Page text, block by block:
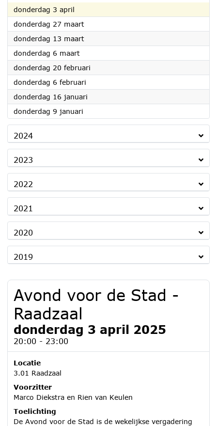
donderdag 3 april
donderdag 27 maart2025
donderdag 13 maart2025
donderdag 6 maart2025
donderdag 20 februari
donderdag 6 februari
donderdag 16 januari
donderdag 9 januari
2024
2023
2022
2021
2020
2019
Avond voor de Stad -
Raadzaal
donderdag 3 april 2025
20:00 - 23:00
Locatie
3.01 Raadzaal
Voorzitter
Marco Diekstra en Rien van Keulen
Toelichting
De Avond voor de Stad is de wekelijkse vergadering